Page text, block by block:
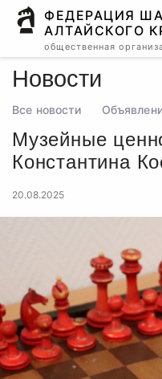
ФЕДЕРАЦИЯ
АЛТАЙСКОГО
общественная
Новости
Все новости
Музейные
Константина
20.08.2025